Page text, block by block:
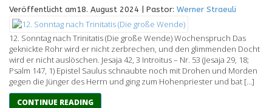
Veröffentlicht am18. August 2024 | Pastor: Werner Straeuli
12. Sonntag nach Trinitatis (Die große Wende) Wochenspruch Das
geknickte Rohr wird er nicht zerbrechen, und den glimmenden Docht
wird er nicht auslöschen. Jesaja 42, 3 Introitus – Nr. 53 (Jesaja 29, 18;
Psalm 147, 1) Epistel Saulus schnaubte noch mit Drohen und Morden
gegen die Jünger des Herrn und ging zum Hohenpriester und bat […]
CONTINUE READING